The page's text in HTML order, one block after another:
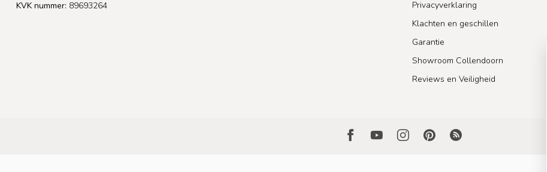
KVK nummer: 89693264
Privacyverklaring
Klachten en geschillen
Garantie
Showroom Collendoorn
Reviews en Veiligheid